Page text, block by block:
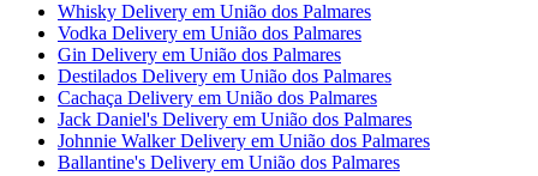
Whisky Delivery em União dos Palmares
Vodka Delivery em União dos Palmares
Gin Delivery em União dos Palmares
Destilados Delivery em União dos Palmares
Cachaça Delivery em União dos Palmares
Jack Daniel's Delivery em União dos Palmares
Johnnie Walker Delivery em União dos Palmares
Ballantine's Delivery em União dos Palmares